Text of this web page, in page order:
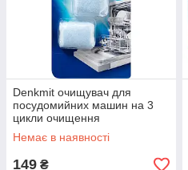
Denkmit очищувач для
посудомийних машин на 3
цикли очищення
Немає в наявності
149 ₴